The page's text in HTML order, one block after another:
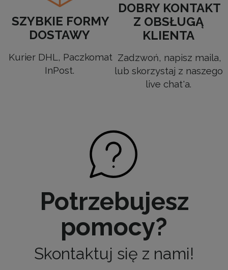
SZYBKIE FORMY
DOSTAWY
Kurier DHL, Paczkomat
InPost.
DOBRY KONTAKT
Z OBSŁUGĄ
KLIENTA
Zadzwoń, napisz maila,
lub skorzystaj z naszego
live chat'a.
Potrzebujesz
pomocy?
Skontaktuj się z nami!